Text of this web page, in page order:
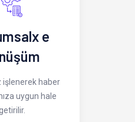
e
işlenerek haber
uygun hale
getirilir.